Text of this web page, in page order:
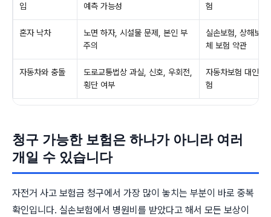
입
예측 가능성
험
혼자 낙차
노면 하자, 시설물 문제, 본인 부
주의
실손보험, 상해보
체 보험 약관
자동차와 충돌
도로교통법상 과실, 신호, 우회전,
횡단 여부
자동차보험 대인·
험
청구 가능한 보험은 하나가 아니라 여러
개일 수 있습니다
자전거 사고 보험금 청구에서 가장 많이 놓치는 부분이 바로 중복
확인입니다. 실손보험에서 병원비를 받았다고 해서 모든 보상이